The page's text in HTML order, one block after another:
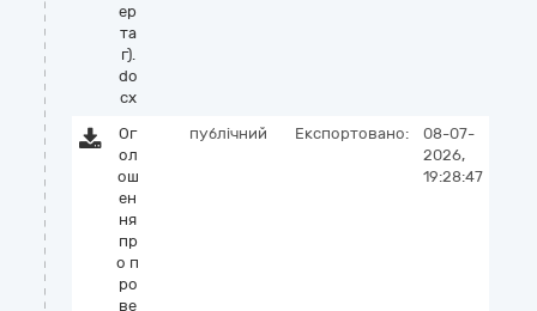
ер
та
г).
do
cx
Ог
ол
ош
ен
ня
пр
о п
ро
ве
публічний Експортовано:
08-07-
2026,
19:28:47